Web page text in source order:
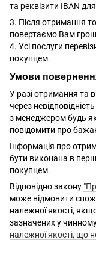
та реквізити IBAN
3. Після отримання
повертаємо Вам
4. Усі послуги
покупцем.
Умови
У разі отримання та
через
з менеджером будь
повідомити про
Інформація про
бути виконана в
покупцем.
Відповідно закону
може відмовити
належної якості,
зазначених у
належної якості, що